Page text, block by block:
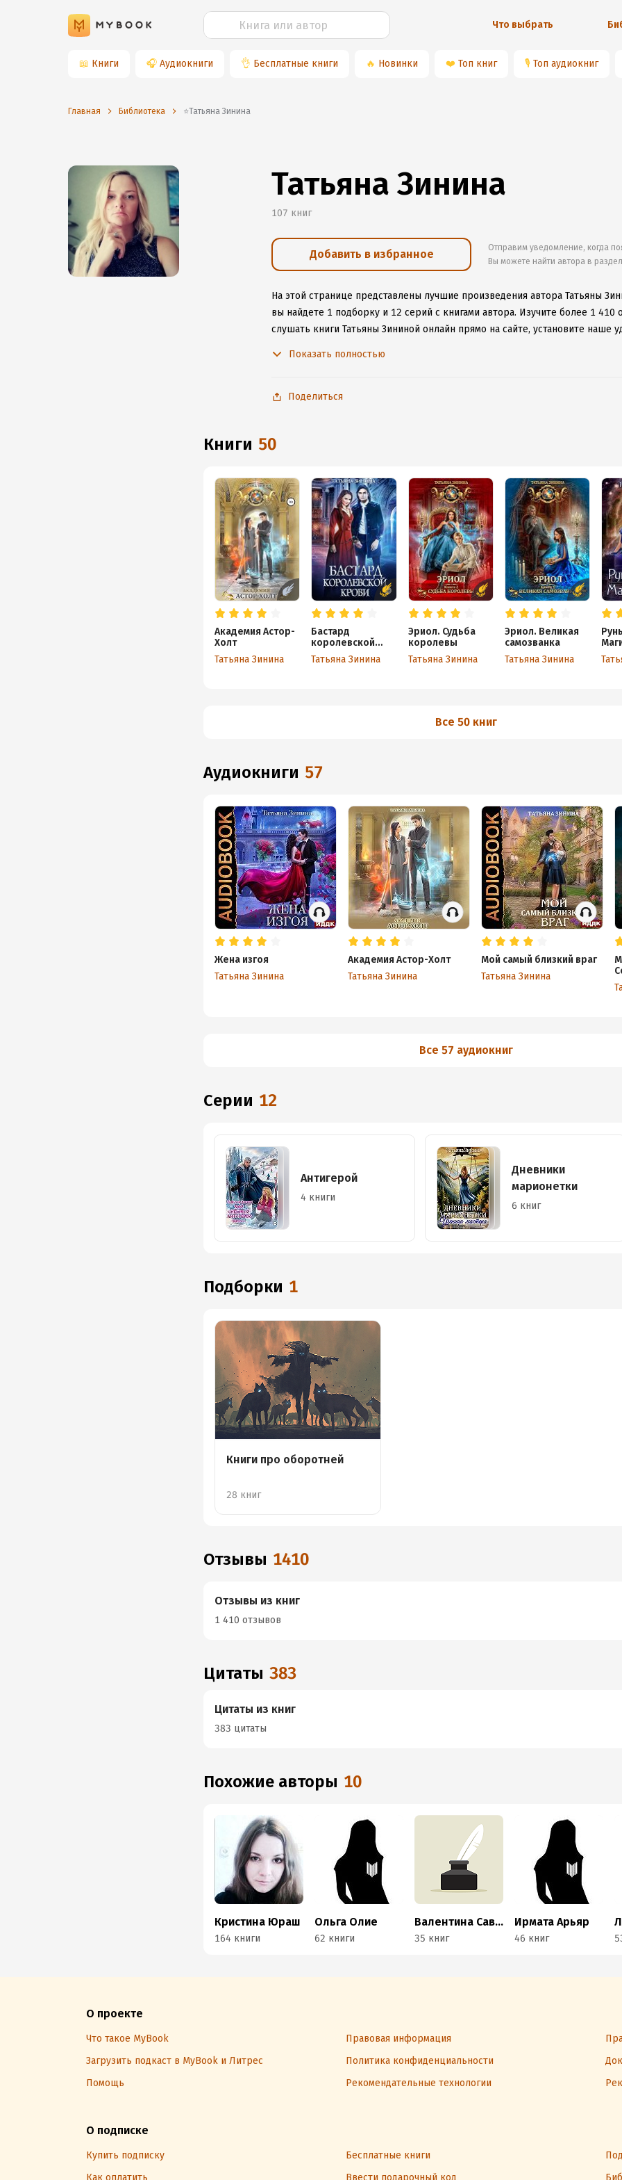
Что выбрать
📖 Книги 🎧 Аудиокниги 👌 Бесплатные книги 🔥 Новинки ❤️ Топ книг 🎙 Топ аудиокниг
Главная Библиотека ⭐️Татьяна Зинина
Татьяна Зинина
107 книг
Добавить в избранное
Отправим уведомление, когда
Вы можете найти автора в
На этой странице представлены лучшие произведения автора Татьяны
вы найдете 1 подборку и 12 серий с книгами автора. Изучите более 1 410
слушать книги Татьяны Зининой онлайн прямо на сайте, установите наше
Показать полностью
Поделиться
книги 50
Академия Астор-
Холт
Татьяна Зинина
Бастард
королевской
крови
Татьяна Зинина
Эриол. Судьба
королевы
Татьяна Зинина
Эриол. Великая
самозванка
Татьяна Зинина
Все 50 книг
аудиокниги 57
Жена изгоя
Татьяна Зинина
Академия Астор-Холт
Татьяна Зинина
Мой самый близкий враг
Татьяна Зинина
Все 57 аудиокниг
Серии 12
Антигерой
4 книги
Дневники
марионетки
6 книг
Подборки 1
Книги про оборотней
28 книг
Отзывы 1410
Отзывы из книг
1 410 отзывов
Цитаты 383
Цитаты из книг
383 цитаты
Похожие авторы 10
Кристина Юраш
164 книги
Ольга Олие
62 книги
Валентина Савенко
35 книг
Ирмата Арьяр
46 книг
О проекте
Что такое MyBook Правовая информация
Загрузить подкаст в MyBook и Литрес
Политика конфиденциальности
Помощь
Рекомендательные технологии
О подписке
Купить подписку Бесплатные книги
Как оплатить
Ввести подарочный код